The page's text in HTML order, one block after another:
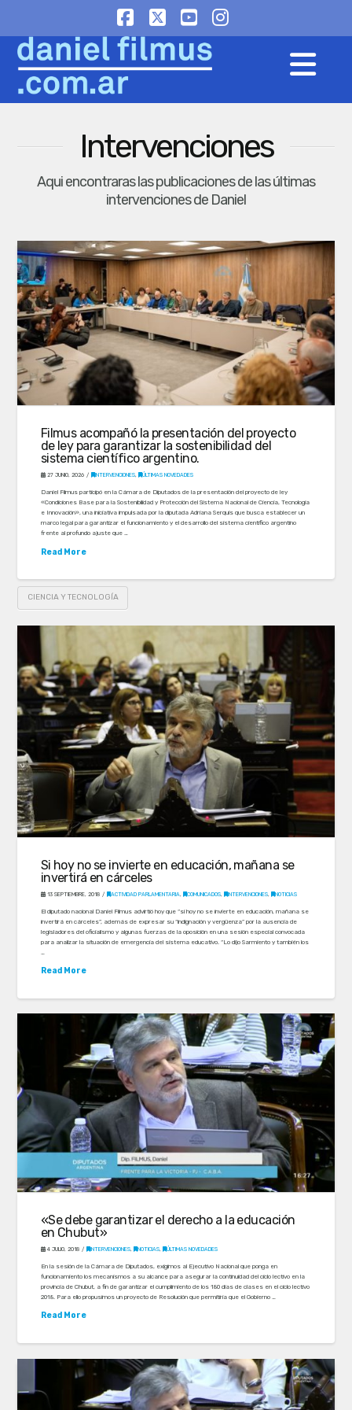
Facebook
X YouTube
Instagram
Intervenciones
Aqui encontraras las publicaciones de las últimas
intervenciones de Daniel
Filmus acompañó la presentación del proyecto
de ley para garantizar la sostenibilidad del
sistema científico argentino.
27 JUNIO, 2026 INTERVENCIONES, ÚLTIMAS NOVEDADES
Daniel Filmus participó en la Cámara de Diputados de la presentación del proyecto de ley
«Condiciones Base para la Sostenibilidad y Protección del Sistema Nacional de Ciencia, Tecnología
e Innovación», una iniciativa impulsada por la diputada Adriana Serquis que busca establecer un
marco legal para garantizar el funcionamiento y el desarrollo del sistema científico argentino
frente al profundo ajuste que …
Read More
CIENCIA Y TECNOLOGÍA
Si hoy no se invierte en educación, mañana se
invertirá en cárceles
13 SEPTIEMBRE, 2018 ACTIVIDAD PARLAMENTARIA, COMUNICADOS, INTERVENCIONES, NOTICIAS
El diputado nacional Daniel Filmus advirtió hoy que “si hoy no se invierte en educación, mañana se
invertirá en cárceles”, además de expresar su “indignación y vergüenza” por la ausencia de
legisladores del oficialismo y algunas fuerzas de la oposición en una sesión especial convocada
para analizar la situación de emergencia del sistema educativo. “Lo dijo Sarmiento y también los
…
Read More
«Se debe garantizar el derecho a la educación
en Chubut»
4 JULIO, 2018 INTERVENCIONES, NOTICIAS, ÚLTIMAS NOVEDADES
En la sesión de la Cámara de Diputados, exigimos al Ejecutivo Nacional que ponga en
funcionamiento los mecanismos a su alcance para asegurar la continuidad del ciclo lectivo en la
provincia de Chubut, a fin de garantizar el cumplimiento de los 180 días de clases en el ciclo lectivo
2018. Para ello propusimos un proyecto de Resolución que permitiría que el Gobierno …
Read More